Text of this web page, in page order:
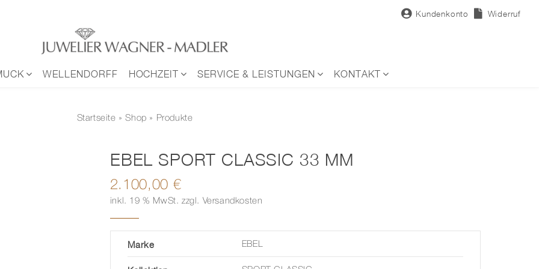
Kundenkonto Widerruf
WELLENDORFF HOCHZEIT SERVICE & LEISTUNGEN KONTAKT
Startseite »Shop » Produkte
EBEL SPORT CLASSIC 33 MM
2.100,00 €
inkl. 19 % MwSt. zzgl. Versandkosten
Marke EBEL